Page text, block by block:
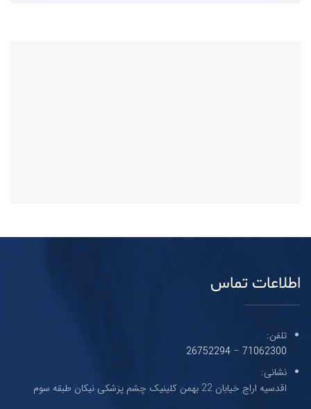
اطلاعات تماس
تلفن:
71062300
–
26752294
نشانی:
اقدسیه اراج خیابان 22 بهمن کلینیک چشم پزشکی نیکان طبقه سوم